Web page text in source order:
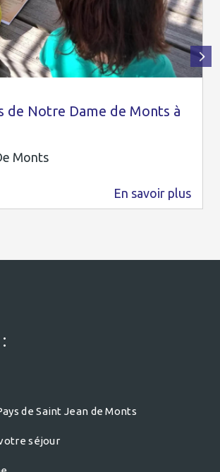
de Notre Dame de Monts à
Monts
En savoir plus
de Saint Jean de Monts
séjour